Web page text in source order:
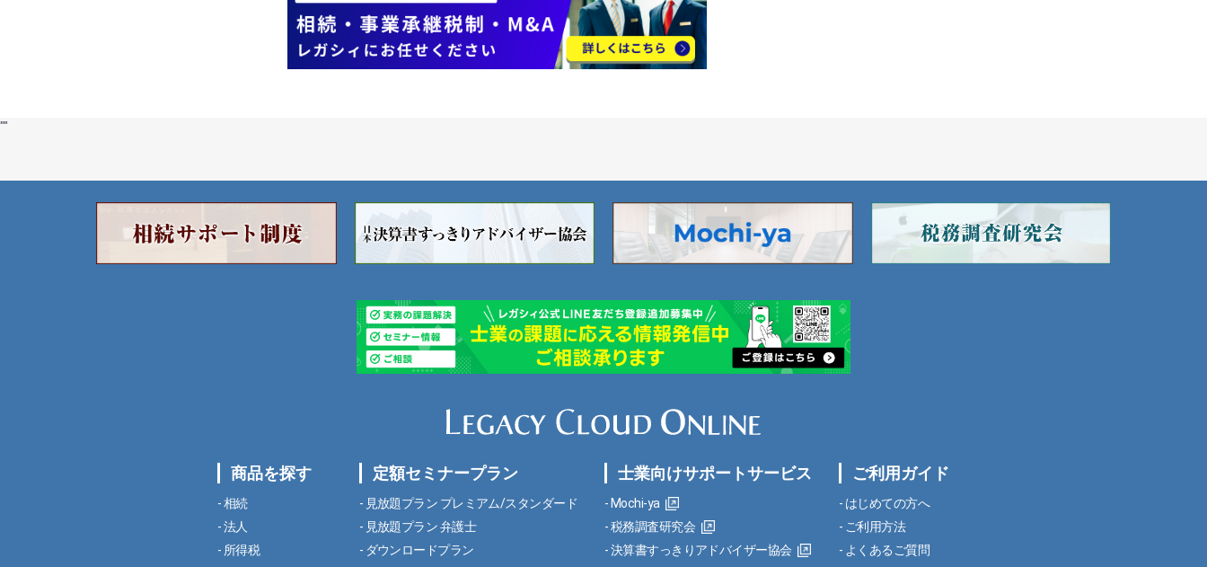
""
商品を探す
相続
法人
所得税
定額セミナープラン
見放題プラン プレミアム/スタンダード
見放題プラン 弁護士
ダウンロードプラン
士業向けサポートサービス
Mochi-ya
税務調査研究会
決算書すっきりアドバイザー協会
ご利用ガイド
はじめての方へ
ご利用方法
よくあるご質問